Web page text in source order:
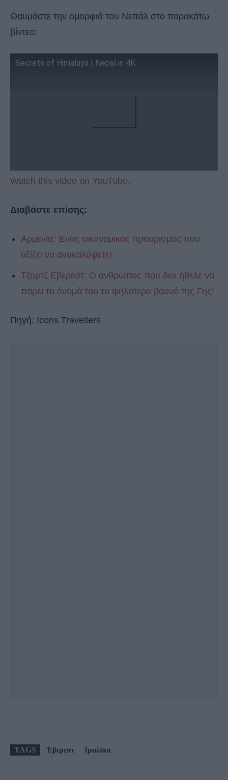
Θαυμάστε την ομορφιά του Νεπάλ στο παρακάτω
βίντεο:
Secrets of Himalaya | Nepal in 4K
Watch this video on YouTube.
Διαβάστε επίσης:
Αρμενία: Ένας οικονομικός προορισμός που
αξίζει να ανακαλύψετε!
Τζορτζ Εβερεστ: Ο άνθρωπος που δεν ήθελε να
πάρει το όνομά του το ψηλότερο βουνό της Γης!
Πηγή: Icons Travellers
TAGS Έβερεστ Ιμαλάια